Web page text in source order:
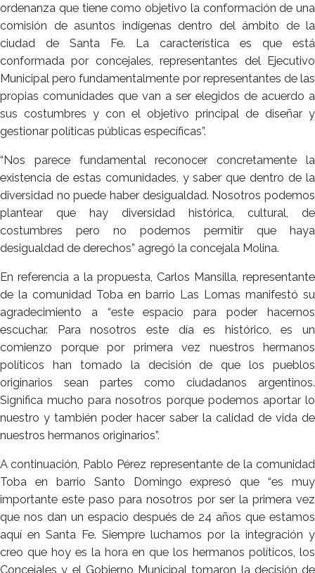
ordenanza que tiene como objetivo la conformación de una
comisión de asuntos indígenas dentro del ámbito de la
ciudad de Santa Fe. La característica es que está
conformada por concejales, representantes del Ejecutivo
Municipal pero fundamentalmente por representantes de las
propias comunidades que van a ser elegidos de acuerdo a
sus costumbres y con el objetivo principal de diseñar y
gestionar políticas públicas específicas”.
“Nos parece fundamental reconocer concretamente la
existencia de estas comunidades, y saber que dentro de la
diversidad no puede haber desigualdad. Nosotros podemos
plantear que hay diversidad histórica, cultural, de
costumbres pero no podemos permitir que haya
desigualdad de derechos” agregó la concejala Molina.
En referencia a la propuesta, Carlos Mansilla, representante
de la comunidad Toba en barrio Las Lomas manifestó su
agradecimiento a “este espacio para poder hacernos
escuchar. Para nosotros este día es histórico, es un
comienzo porque por primera vez nuestros hermanos
políticos han tomado la decisión de que los pueblos
originarios sean partes como ciudadanos argentinos.
Significa mucho para nosotros porque podemos aportar lo
nuestro y también poder hacer saber la calidad de vida de
nuestros hermanos originarios”.
A continuación, Pablo Pérez representante de la comunidad
Toba en barrio Santo Domingo expresó que “es muy
importante este paso para nosotros por ser la primera vez
que nos dan un espacio después de 24 años que estamos
aquí en Santa Fe. Siempre luchamos por la integración y
creo que hoy es la hora en que los hermanos políticos, los
Concejales y el Gobierno Municipal tomaron la decisión de